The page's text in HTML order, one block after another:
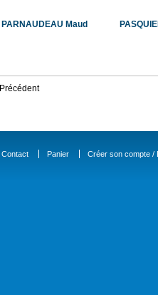
PARNAUDEAU Maud
Précédent
Contact Panier Créer son compte /